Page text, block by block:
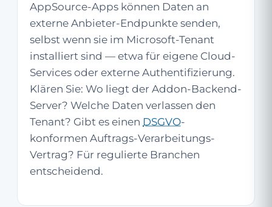
AppSource-Apps können Daten an
externe Anbieter-Endpunkte senden,
selbst wenn sie im Microsoft-Tenant
installiert sind — etwa für eigene Cloud-
Services oder externe Authentifizierung.
Klären Sie: Wo liegt der Addon-Backend-
Server? Welche Daten verlassen den
Tenant? Gibt es einen DSGVO-
konformen Auftrags-Verarbeitungs-
Vertrag? Für regulierte Branchen
entscheidend.